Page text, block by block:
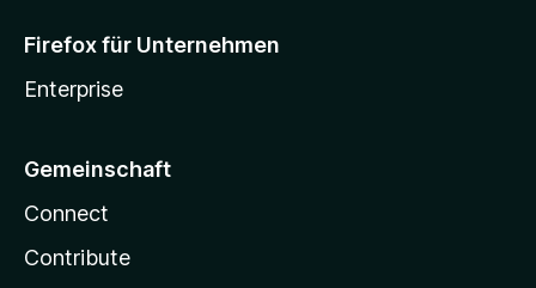
Firefox für Unternehmen
Enterprise
Gemeinschaft
Connect
Contribute